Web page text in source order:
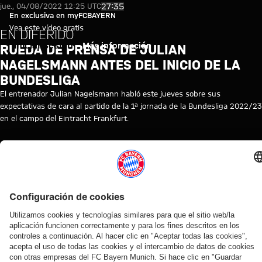
Video en diferido: Rueda de
Reproducir vídeo
En exclusiva en myFCBAYERN
Vea este vídeo gratis
Iniciar sesión Más información
jue., 04/08/2022 12:25 UTC27:35
EN DIFERIDO
RUEDA DE PRENSA DE JULIAN
NAGELSMANN ANTES DEL INICIO DE LA
BUNDESLIGA
El entrenador Julian Nagelsmann habló este jueves sobre sus
expectativas de cara al partido de la 1ª jornada de la Bundesliga 2022/23
en el campo del Eintracht Frankfurt.
TEMAS DE ESTE VÍDEO
REPETICIÓN
RUEDA
DE
PRENSA
BUNDESLIGA
EINTRACHT
DE
VÍDEOS RELACIONADOS
Vídeo
DIFERIDO
Vídeo
VÍDEO
Vídeo
VÍDEO
Vídeo
EN
DIFERIDO
Vídeo
EN DIFERIDO
Vídeo
VÍDEO
Vídeo
VÍDEO
Vídeo
VÍDEO